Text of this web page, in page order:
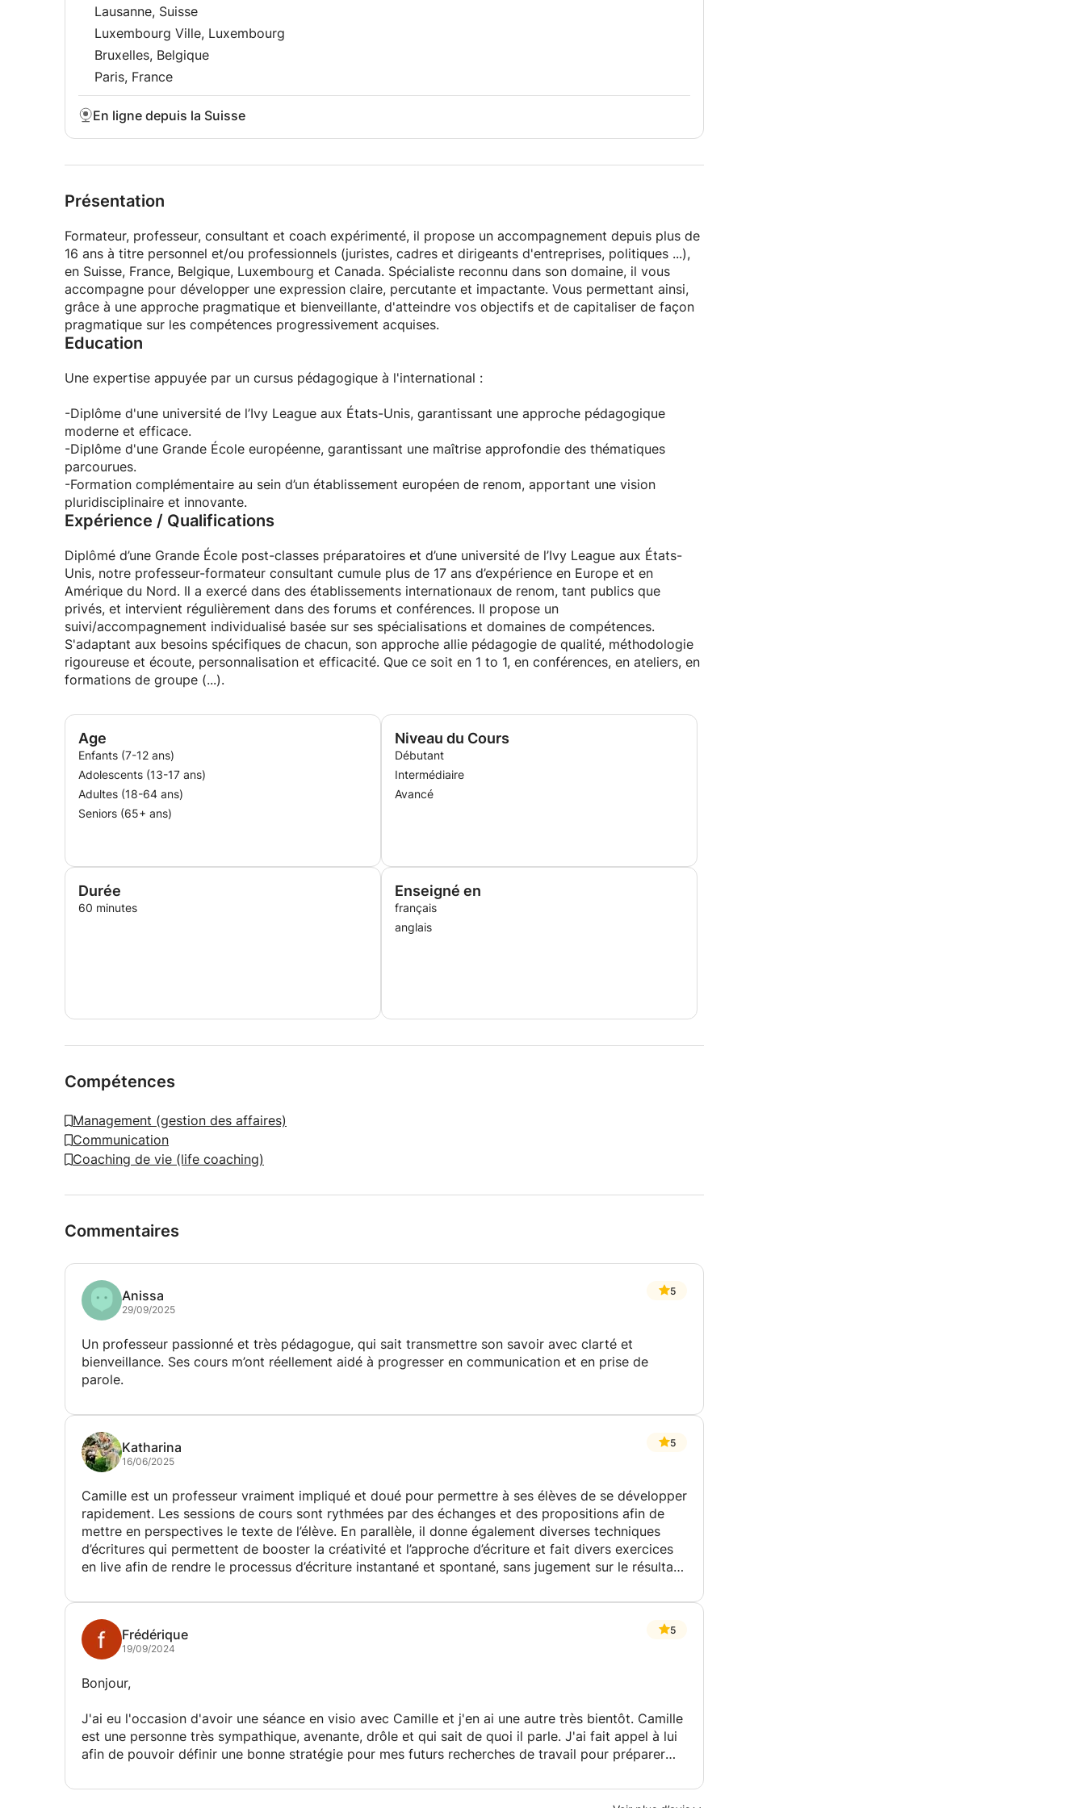
intervenant dans des forums et conférences, et orienté sur deux axes : la formation et le coaching, avec
pour maîtres mots la pédagogie et la méthodologie soignée.
➤ LIEU, HORAIRE, TARIFS
✓ Lieux :Genève-Lausanne-Fribourg-Zurich-Neuchâtel-Lugano-Montreux-Bâle-Neuchâtel-Berne-
par visioconférence dans le contexte actuel et conformément à la demande générale qui se veut quasi-
unanime à ce sujet.
& à leurs imprévus, éco-responsabilité, flexibilité horaire accrue...), la qualité de la séance & de
l'interaction restent identiques. De plus, l'intégralité de l'échange, des notes et recommandations est
immédiatement retranscrit sur le tchat dédié.
✓ Pour nous soutenir entre nous & vous être agréable en cette période durable/particulière et dans un
esprit de solidarité, les honoraires sont temporairement réduits et n'augmenteront pas après le début de
nos séances.
✓ Langues:français/anglais.
✓ La progression suite à ces séances privées est perceptible dès 1 à 2 séances (*étude 2024).
✓ Comme d’autres personnes le font régulièrement, vous pouvez également faire plaisir à vos proches
en offrant des bons cadeaux disponibles toute l'année.
CONTACT / PROGRAMME
✓ Programme à la carte : évalué et adapté à chaque besoin.
Lausanne, Suisse
Luxembourg Ville, Luxembourg
Bruxelles, Belgique
Paris, France
En ligne depuis la Suisse
Présentation
Formateur, professeur, consultant et coach expérimenté, il propose un accompagnement depuis plus de
16 ans à titre personnel et/ou professionnels (juristes, cadres et dirigeants d'entreprises, politiques ...),
en Suisse, France, Belgique, Luxembourg et Canada. Spécialiste reconnu dans son domaine, il vous
accompagne pour développer une expression claire, percutante et impactante. Vous permettant ainsi,
grâce à une approche pragmatique et bienveillante, d'atteindre vos objectifs et de capitaliser de façon
pragmatique sur les compétences progressivement acquises.
Education
Une expertise appuyée par un cursus pédagogique à l'international :
-Diplôme d'une université de l’Ivy League aux États-Unis, garantissant une approche pédagogique
moderne et efficace.
-Diplôme d'une Grande École européenne, garantissant une maîtrise approfondie des thématiques
parcourues.
-Formation complémentaire au sein d’un établissement européen de renom, apportant une vision
pluridisciplinaire et innovante.
Expérience / Qualifications
Diplômé d’une Grande École post-classes préparatoires et d’une université de l’Ivy League aux États-
Unis, notre professeur-formateur consultant cumule plus de 17 ans d’expérience en Europe et en
Amérique du Nord. Il a exercé dans des établissements internationaux de renom, tant publics que
privés, et intervient régulièrement dans des forums et conférences. Il propose un
suivi/accompagnement individualisé basée sur ses spécialisations et domaines de compétences.
S'adaptant aux besoins spécifiques de chacun, son approche allie pédagogie de qualité, méthodologie
rigoureuse et écoute, personnalisation et efficacité. Que ce soit en 1 to 1, en conférences, en ateliers, en
formations de groupe (...).
Age
Enfants (7-12 ans)
Adolescents (13-17 ans)
Adultes (18-64 ans)
Seniors (65+ ans)
Niveau du Cours
Débutant
Intermédiaire
Avancé
Durée
60 minutes
Enseigné en
français
anglais
Compétences
Management (gestion des affaires)
Communication
Coaching de vie (life coaching)
Commentaires
Anissa
29/09/2025
5
Un professeur passionné et très pédagogue, qui sait transmettre son savoir avec clarté et
bienveillance. Ses cours m’ont réellement aidé à progresser en communication et en prise de
parole.
Katharina
16/06/2025
5
Camille est un professeur vraiment impliqué et doué pour permettre à ses élèves de se développer
rapidement. Les sessions de cours sont rythmées par des échanges et des propositions afin de
mettre en perspectives le texte de l’élève. En parallèle, il donne également diverses techniques
d’écritures qui permettent de booster la créativité et l’approche d’écriture et fait divers exercices
en live afin de rendre le processus d’écriture instantané et spontané, sans jugement sur le résultat
perspective sur l’écriture.
Frédérique
19/09/2024
5
Bonjour,
J'ai eu l'occasion d'avoir une séance en visio avec Camille et j'en ai une autre très bientôt. Camille
est une personne très sympathique, avenante, drôle et qui sait de quoi il parle. J'ai fait appel à lui
afin de pouvoir définir une bonne stratégie pour mes futurs recherches de travail pour préparer
il m'a aidé à modifier mon CV pour qu'il soit plus aux normes pour le marché du travail Suisse. J'ai